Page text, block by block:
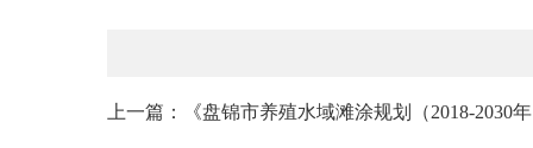
上一篇：《盘锦市养殖水域滩涂规划（2018-2030